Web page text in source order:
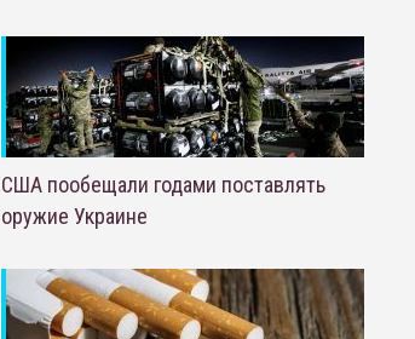
США пообещали годами поставлять
оружие Украине